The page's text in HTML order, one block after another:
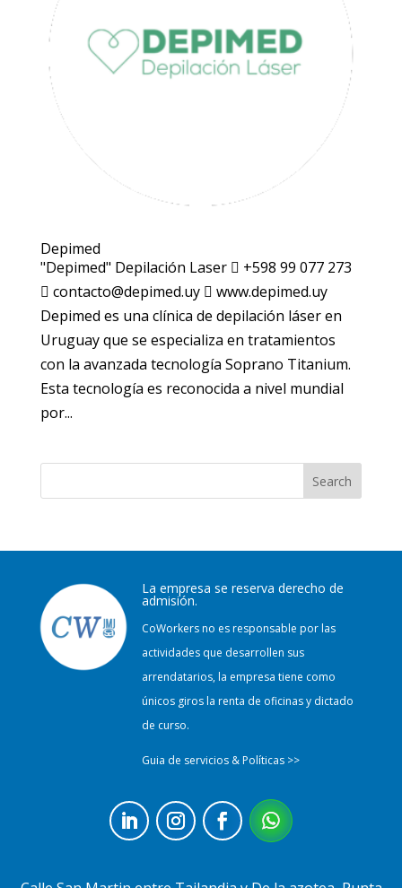
Depimed
"Depimed" Depilación Laser  +598 99 077 273
 contacto@depimed.uy  www.depimed.uy
Depimed es una clínica de depilación láser en
Uruguay que se especializa en tratamientos
con la avanzada tecnología Soprano Titanium.
Esta tecnología es reconocida a nivel mundial
por...
Search
La empresa se reserva derecho de
admisión.
CoWorkers no es responsable por las
actividades que desarrollen sus
arrendatarios, la empresa tiene como
únicos giros la renta de oficinas y dictado
de curso.
Guia de servicios & Políticas >>